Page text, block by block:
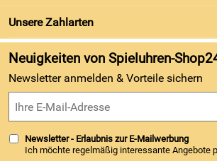
Batteriegesetz
Kundeninformationen
Newsletter
Zahlung und Versand
Unsere Bestseller
Marken
Neu
Kundenbewertungen (743)
4,8/5 *****
Unsere Zahlarten
Neuigkeiten von Spieluhren-
Newsletter anmelden & Vorteile sichern
Newsletter - Erlaubnis zur E-Mailwerbung
Ich möchte regelmäßig interessante Angebote